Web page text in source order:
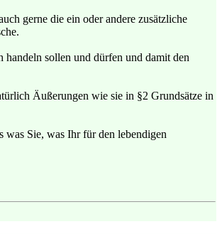
gerne die ein oder andere zusätzliche
handeln sollen und dürfen und damit den
Äußerungen wie sie in §2 Grundsätze in
was Sie, was Ihr für den lebendigen